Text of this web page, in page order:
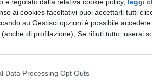
ai cookies facoltativi puoi accettarli tutti
su Gestisci opzioni è possibile
di profilazione); Se rifiuti tutto, userai
Data Processing Opt Outs
e della famiglia . Il dovere
perseguimento dei propri
fornire un sostegno
causa . Il progetto di
Cicerone ne diede , significò